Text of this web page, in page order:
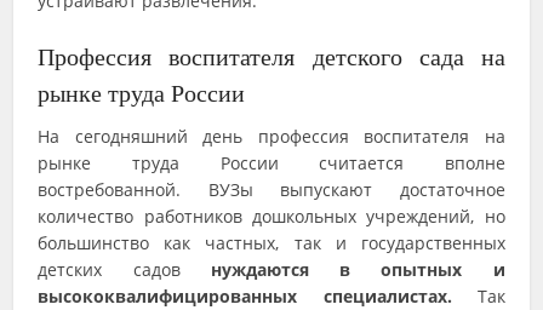
Профессия воспитателя детского сада на
рынке труда России
На сегодняшний день профессия воспитателя на
рынке труда России считается вполне
востребованной. ВУЗы выпускают достаточное
количество работников дошкольных учреждений, но
большинство как частных, так и государственных
детских садов нуждаются в опытных и
высококвалифицированных специалистах. Так